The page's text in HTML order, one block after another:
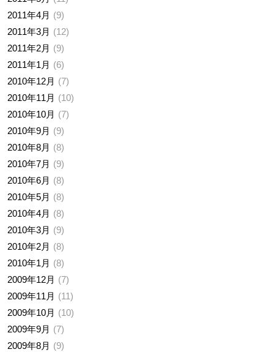
2011年4月
9
2011年3月
12
2011年2月
9
2011年1月
6
2010年12月
7
2010年11月
10
2010年10月
7
2010年9月
9
2010年8月
8
2010年7月
9
2010年6月
8
2010年5月
8
2010年4月
8
2010年3月
9
2010年2月
8
2010年1月
8
2009年12月
7
2009年11月
11
2009年10月
10
2009年9月
7
2009年8月
9